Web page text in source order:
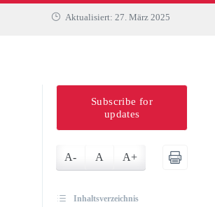
Aktualisiert: 27. März 2025
Subscribe for
updates
A- A A+
Inhaltsverzeichnis